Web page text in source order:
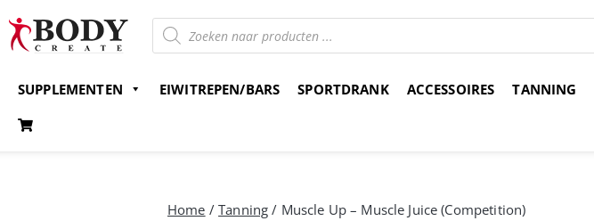
SUPPLEMENTEN EIWITREPEN/BARS SPORTDRANK ACCESSOIRES TANNING
Home /Tanning / Muscle Up – Muscle Juice (Competition)